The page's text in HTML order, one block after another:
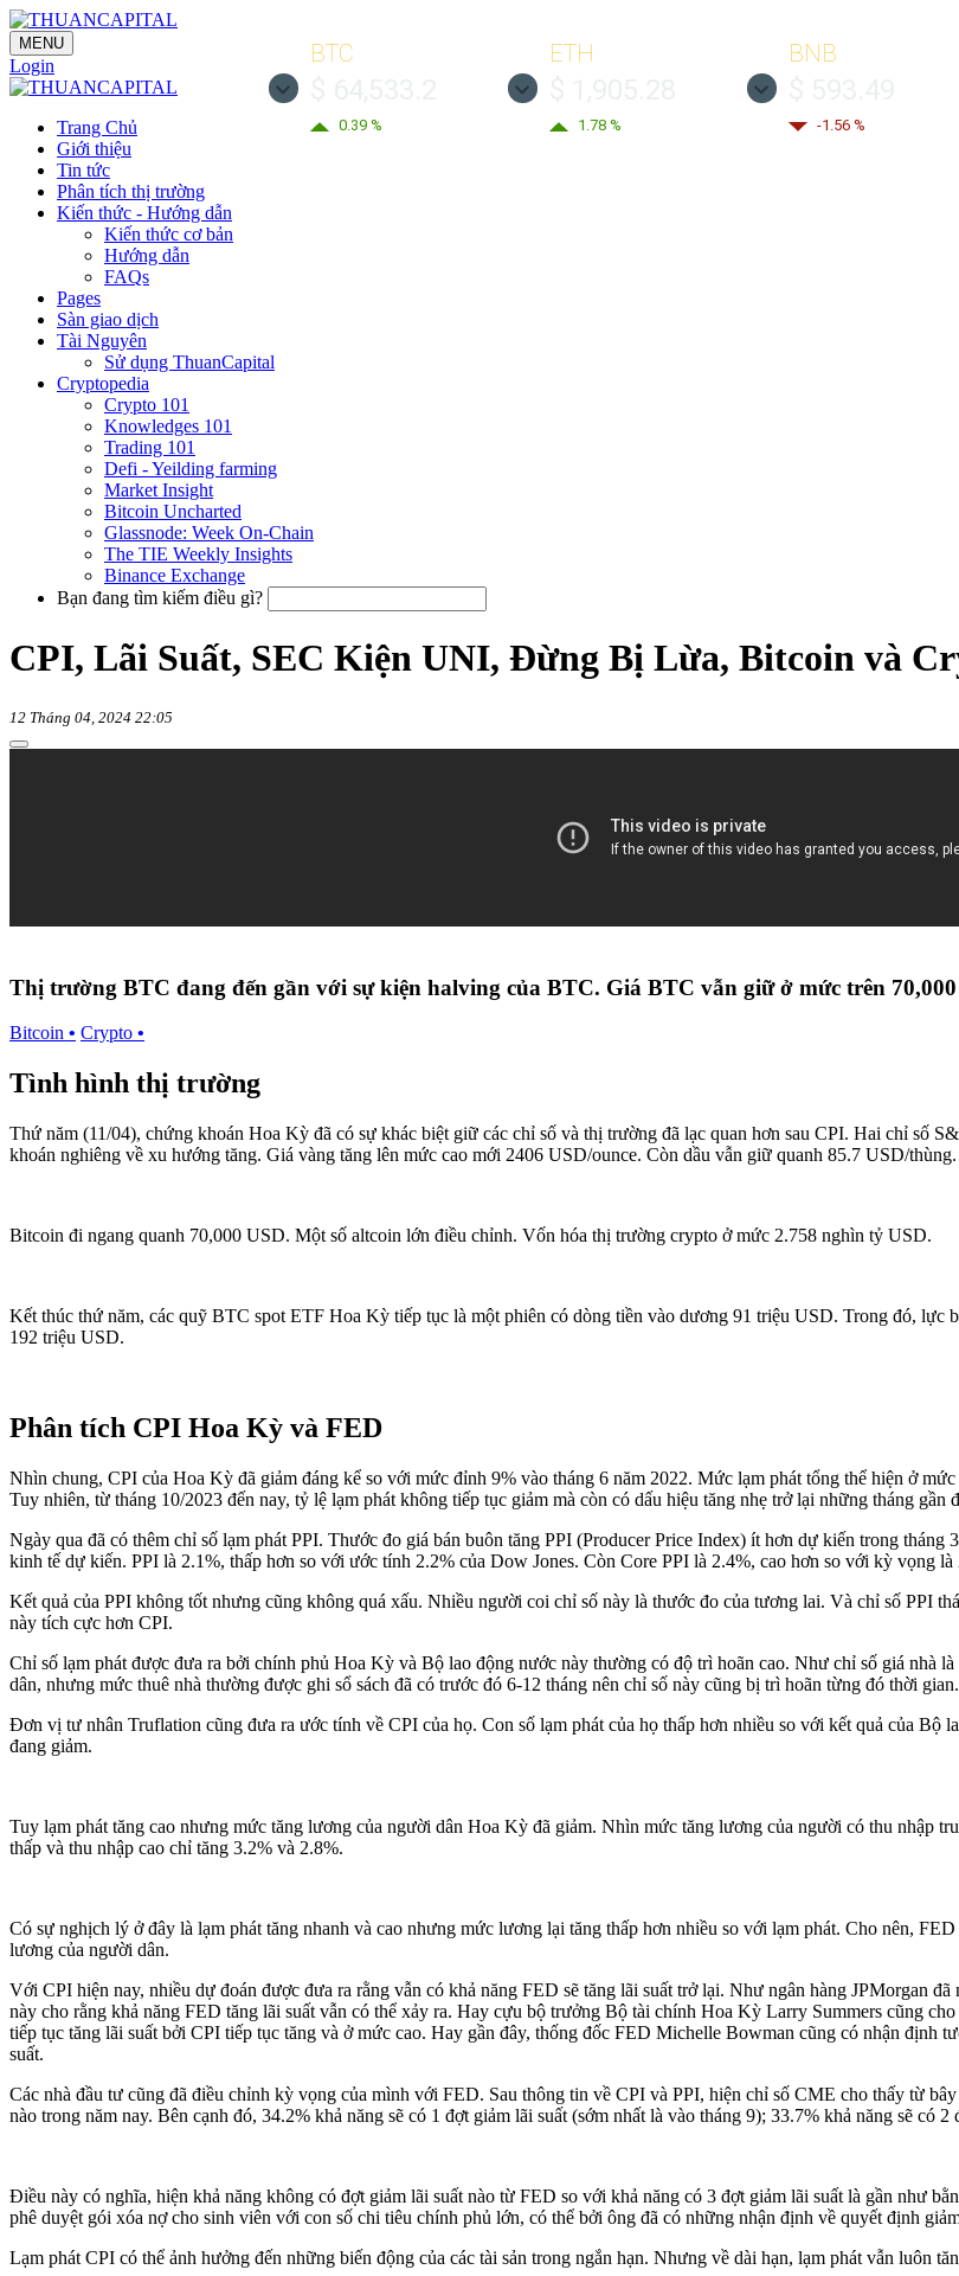
BTC
0.39 %
ETH
1.78 %
BNB
-1.56 %
MENU
Login
Trang Chủ
Giới thiệu
Tin tức
Phân tích thị trường
Kiến thức - Hướng dẫn
Kiến thức cơ bản
Hướng dẫn
FAQs
Pages
Sàn giao dịch
Tài Nguyên
Sử dụng ThuanCapital
Cryptopedia
Crypto 101
Knowledges 101
Trading 101
Defi - Yeilding farming
Market Insight
Bitcoin Uncharted
Glassnode: Week On-Chain
The TIE Weekly Insights
Binance Exchange
Bạn đang tìm kiếm điều gì?
CPI, Lãi Suất, SEC Kiện UNI, Đừng Bị Lừa, Bitcoin và
12 Tháng 04, 2024 22:05
Thị trường BTC đang đến gần với sự kiện halving của BTC. Giá BTC vẫn giữ ở mức trên
Bitcoin • Crypto •
Tình hình thị trường
Thứ năm (11/04), chứng khoán Hoa Kỳ đã có sự khác biệt giữ các chỉ số và thị trường đã lạc quan hơn sau CPI. Hai chỉ số
khoán nghiêng về xu hướng tăng. Giá vàng tăng lên mức cao mới 2406 USD/ounce. Còn dầu vẫn giữ quanh 85.7 USD/thùng.
Bitcoin đi ngang quanh 70,000 USD. Một số altcoin lớn điều chỉnh. Vốn hóa thị trường crypto ở mức 2.758 nghìn tỷ USD.
Kết thúc thứ năm, các quỹ BTC spot ETF Hoa Kỳ tiếp tục là một phiên có dòng tiền vào dương 91 triệu USD. Trong đó,
192 triệu USD.
Phân tích CPI Hoa Kỳ và FED
Nhìn chung, CPI của Hoa Kỳ đã giảm đáng kể so với mức đỉnh 9% vào tháng 6 năm 2022. Mức lạm phát tổng thể hiện ở
Tuy nhiên, từ tháng 10/2023 đến nay, tỷ lệ lạm phát không tiếp tục giảm mà còn có dấu hiệu tăng nhẹ trở lại những tháng
Ngày qua đã có thêm chỉ số lạm phát PPI. Thước đo giá bán buôn tăng PPI (Producer Price Index) ít hơn dự kiến trong
kinh tế dự kiến. PPI là 2.1%, thấp hơn so với ước tính 2.2% của Dow Jones. Còn Core PPI là 2.4%, cao hơn so với kỳ vọng là
Kết quả của PPI không tốt nhưng cũng không quá xấu. Nhiều người coi chỉ số này là thước đo của tương lai. Và chỉ số PPI
này tích cực hơn CPI.
Chỉ số lạm phát được đưa ra bởi chính phủ Hoa Kỳ và Bộ lao động nước này thường có độ trì hoãn cao. Như chỉ số giá nhà
dân, nhưng mức thuê nhà thường được ghi sổ sách đã có trước đó 6-12 tháng nên chỉ số này cũng bị trì hoãn từng đó thời
Đơn vị tư nhân Truflation cũng đưa ra ước tính về CPI của họ. Con số lạm phát của họ thấp hơn nhiều so với kết quả của
đang giảm.
Tuy lạm phát tăng cao nhưng mức tăng lương của người dân Hoa Kỳ đã giảm. Nhìn mức tăng lương của người có thu nhập
thấp và thu nhập cao chỉ tăng 3.2% và 2.8%.
Có sự nghịch lý ở đây là lạm phát tăng nhanh và cao nhưng mức lương lại tăng thấp hơn nhiều so với lạm phát. Cho nên,
lương của người dân.
Với CPI hiện nay, nhiều dự đoán được đưa ra rằng vẫn có khả năng FED sẽ tăng lãi suất trở lại. Như ngân hàng JPMorgan
này cho rằng khả năng FED tăng lãi suất vẫn có thể xảy ra. Hay cựu bộ trưởng Bộ tài chính Hoa Kỳ Larry Summers cũng
tiếp tục tăng lãi suất bởi CPI tiếp tục tăng và ở mức cao. Hay gần đây, thống đốc FED Michelle Bowman cũng có nhận
suất.
Các nhà đầu tư cũng đã điều chỉnh kỳ vọng của mình với FED. Sau thông tin về CPI và PPI, hiện chỉ số CME cho thấy từ
nào trong năm nay. Bên cạnh đó, 34.2% khả năng sẽ có 1 đợt giảm lãi suất (sớm nhất là vào tháng 9); 33.7% khả năng sẽ có
Điều này có nghĩa, hiện khả năng không có đợt giảm lãi suất nào từ FED so với khả năng có 3 đợt giảm lãi suất là gần như
phê duyệt gói xóa nợ cho sinh viên với con số chi tiêu chính phủ lớn, có thể bởi ông đã có những nhận định về quyết định
Lạm phát CPI có thể ảnh hưởng đến những biến động của các tài sản trong ngắn hạn. Nhưng về dài hạn, lạm phát vẫn luôn